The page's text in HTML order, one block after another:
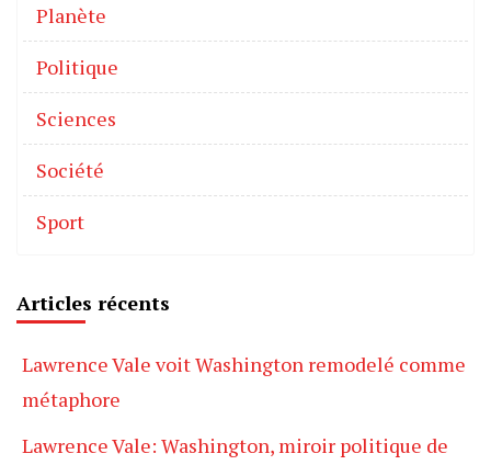
Planète
Politique
Sciences
Société
Sport
Articles récents
Lawrence Vale voit Washington remodelé comme
métaphore
Lawrence Vale: Washington, miroir politique de